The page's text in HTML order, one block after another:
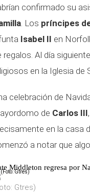
confirmado su
. Los príncipes
Isabel II en
regalos. Al día
en la Iglesia de
celebración de
de Carlos III,
en la casa
a notar que
Middleton regresa por
Gtres)